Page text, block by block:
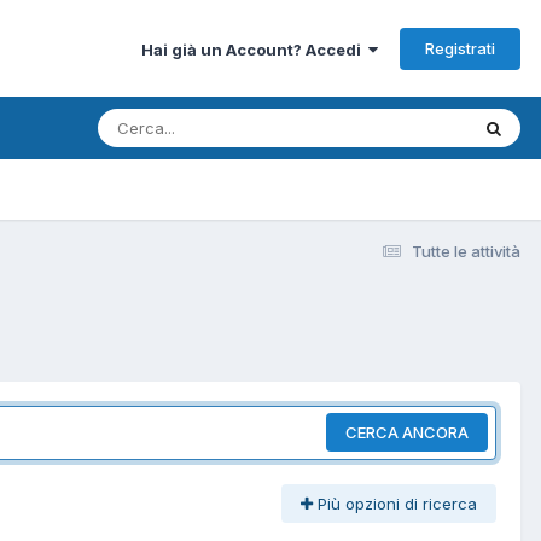
Hai già un Account? Accedi Registrati
Tutte le attività
CERCA ANCORA
Più opzioni di ricerca